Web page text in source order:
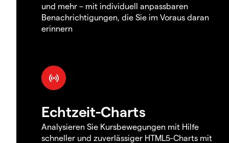
und mehr – mit individuell anpassbaren
Benachrichtigungen, die Sie im Voraus daran
erinnern
Echtzeit-Charts
Analysieren Sie Kursbewegungen mit Hilfe
schneller und zuverlässiger HTML5-Charts mit